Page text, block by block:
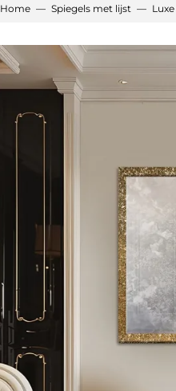
Home Spiegels met lijst